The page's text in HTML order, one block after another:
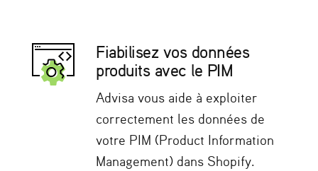
Fiabilisez vos données
produits avec le PIM
Advisa vous aide à exploiter
correctement les données de
votre PIM (Product Information
Management) dans Shopify.